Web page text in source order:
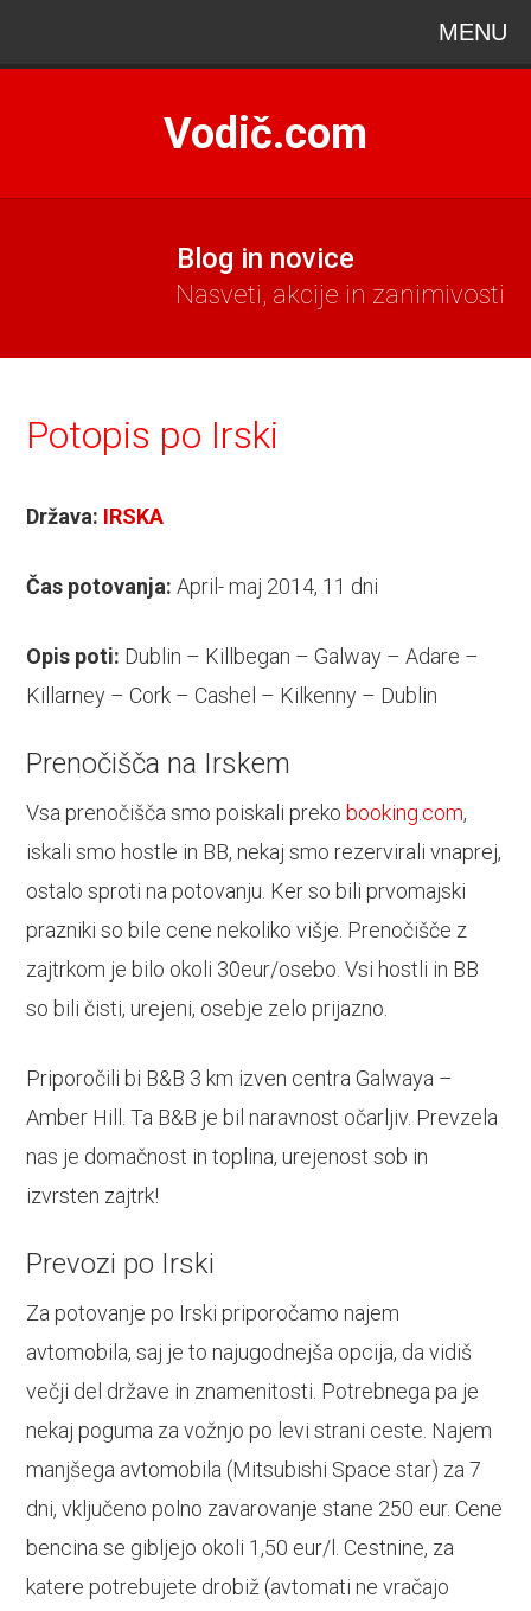
MENU
Vodič.com
Blog in novice
Nasveti, akcije in zanimivosti
Potopis po Irski
Država: IRSKA
Čas potovanja: April- maj 2014, 11 dni
Opis poti: Dublin – Killbegan – Galway – Adare –
Killarney – Cork – Cashel – Kilkenny – Dublin
Prenočišča na Irskem
Vsa prenočišča smo poiskali preko booking.com,
iskali smo hostle in BB, nekaj smo rezervirali vnaprej,
ostalo sproti na potovanju. Ker so bili prvomajski
prazniki so bile cene nekoliko višje. Prenočišče z
zajtrkom je bilo okoli 30eur/osebo. Vsi hostli in BB
so bili čisti, urejeni, osebje zelo prijazno.
Priporočili bi B&B 3 km izven centra Galwaya –
Amber Hill. Ta B&B je bil naravnost očarljiv. Prevzela
nas je domačnost in toplina, urejenost sob in
izvrsten zajtrk!
Prevozi po Irski
Za potovanje po Irski priporočamo najem
avtomobila, saj je to najugodnejša opcija, da vidiš
večji del države in znamenitosti. Potrebnega pa je
nekaj poguma za vožnjo po levi strani ceste. Najem
manjšega avtomobila (Mitsubishi Space star) za 7
dni, vključeno polno zavarovanje stane 250 eur. Cene
bencina se gibljejo okoli 1,50 eur/l. Cestnine, za
katere potrebujete drobiž (avtomati ne vračajo